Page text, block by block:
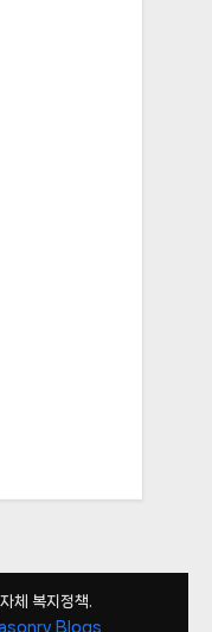
복지정책.
Blogs